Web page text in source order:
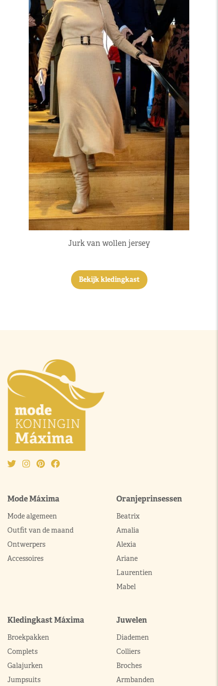
Jurk van wollen jersey
Bekijk kledingkast
Mode Máxima
Mode algemeen
Outfit van de maand
Ontwerpers
Accessoires
Oranjeprinsessen
Beatrix
Amalia
Alexia
Ariane
Laurentien
Mabel
Kledingkast Máxima
Broekpakken
Complets
Galajurken
Jumpsuits
Juwelen
Diademen
Colliers
Broches
Armbanden